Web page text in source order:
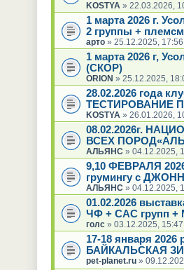
KOSTYA » 22.03.2026,
1 марта 2026 г.
2 группы +
арто» 25.12.2025, 17:56
1 марта 2026 г,
(СКОР)
ORION » 25.12.2025,
28.02.2026 года
ТЕСТИРОВАНИЕ
KOSTYA » 26.01.2026,
08.02.2026г.
ВСЕХ
АЛЬЯНС » 04.12.2025,
9,10 ФЕВРАЛЯ
грумингу с
АЛЬЯНС » 04.12.2025,
01.02.2026
ЧФ + САС групп
голс» 03.12.2025, 15:47
17-18 января 2026
БАЙКАЛЬСКАЯ
pet-planet.ru»